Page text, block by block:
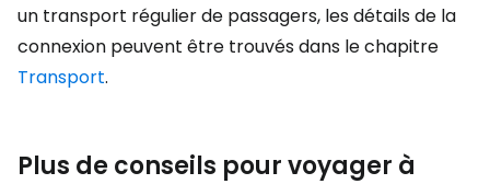
un transport régulier de passagers, les détails de la
connexion peuvent être trouvés dans le chapitre
Transport.
Plus de conseils pour voyager à